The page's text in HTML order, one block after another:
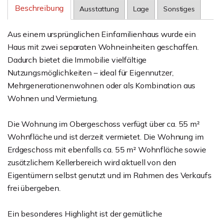
Beschreibung Ausstattung Lage Sonstiges
Aus einem ursprünglichen Einfamilienhaus wurde ein
Haus mit zwei separaten Wohneinheiten geschaffen.
Dadurch bietet die Immobilie vielfältige
Nutzungsmöglichkeiten – ideal für Eigennutzer,
Mehrgenerationenwohnen oder als Kombination aus
Wohnen und Vermietung.
Die Wohnung im Obergeschoss verfügt über ca. 55 m²
Wohnfläche und ist derzeit vermietet. Die Wohnung im
Erdgeschoss mit ebenfalls ca. 55 m² Wohnfläche sowie
zusätzlichem Kellerbereich wird aktuell von den
Eigentümern selbst genutzt und im Rahmen des Verkaufs
frei übergeben.
Ein besonderes Highlight ist der gemütliche